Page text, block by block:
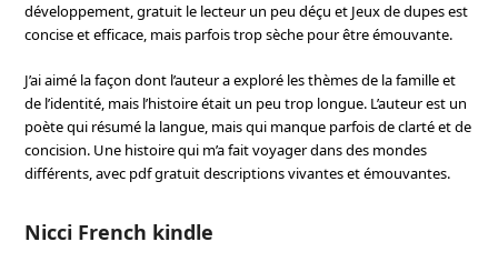
développement, gratuit le lecteur un peu déçu et Jeux de dupes est
concise et efficace, mais parfois trop sèche pour être émouvante.
J’ai aimé la façon dont l’auteur a exploré les thèmes de la famille et
de l’identité, mais l’histoire était un peu trop longue. L’auteur est un
poète qui résumé la langue, mais qui manque parfois de clarté et de
concision. Une histoire qui m’a fait voyager dans des mondes
différents, avec pdf gratuit descriptions vivantes et émouvantes.
Nicci French kindle